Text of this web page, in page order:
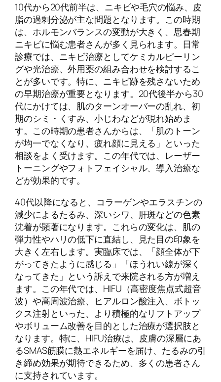
10代から20代前半は、ニキビや毛穴の悩み、皮
脂の過剰分泌が主な問題となります。この時期
は、ホルモンバランスの変動が大きく、思春期
ニキビに悩む患者さんが多く見られます。日常
診療では、ニキビ治療としてケミカルピーリン
グや光治療、外用薬の組み合わせを検討するこ
とが多いです。特に、ニキビ跡を残さないため
の早期治療が重要となります。20代後半から30
代にかけては、肌のターンオーバーの乱れ、初
期のシミ・くすみ、小じわなどが現れ始めま
す。この時期の患者さんからは、「肌のトーン
が均一でなくなり、疲れ顔に見える」といった
相談をよく受けます。この年代では、レーザー
トーニングやフォトフェイシャル、導入治療な
どが効果的です。
40代以降になると、コラーゲンやエラスチンの
減少によるたるみ、深いシワ、肝斑などの色素
沈着が顕著になります。これらの変化は、肌の
弾力性やハリの低下に直結し、見た目の印象を
大きく左右します。実臨床では、「顔全体が下
がってきたように感じる」「ほうれい線が深く
なってきた」という訴えで来院される方が増え
ます。この年代では、HIFU（高密度焦点式超音
波）や高周波治療、ヒアルロン酸注入、ボトッ
クス注射といった、より積極的なリフトアップ
やボリューム改善を目的とした治療が選択肢と
なります。特に、HIFU治療は、皮膚の深層にあ
るSMAS筋膜に熱エネルギーを届け、たるみの引
き締め効果が期待できるため、多くの患者さん
に支持されています。